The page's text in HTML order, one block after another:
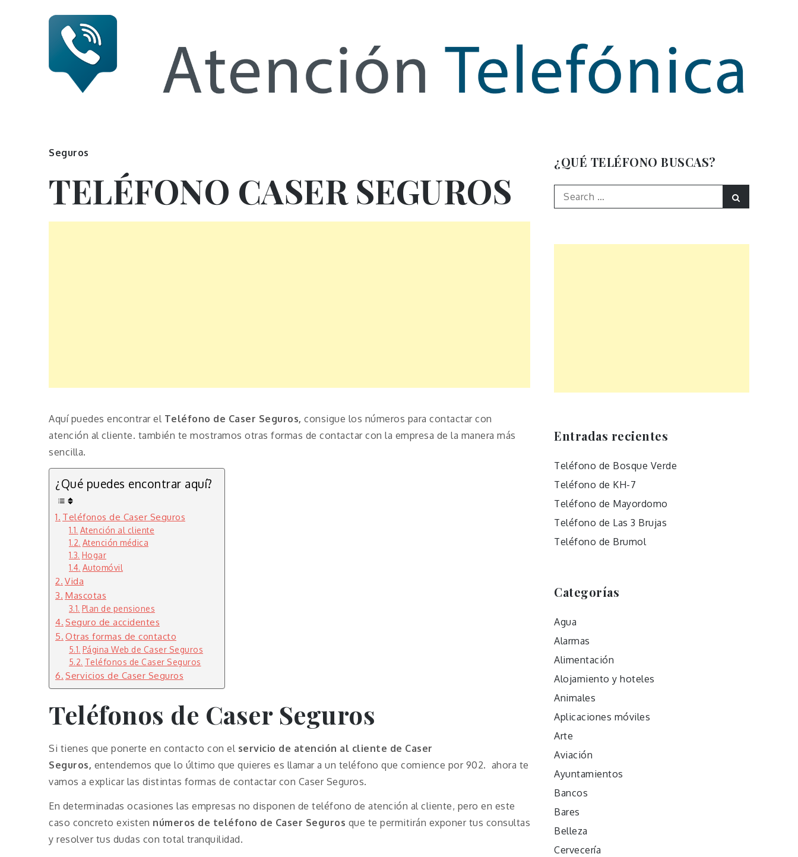
Numero de Información
Seguros
TELÉFONO CASER SEGUROS
Aquí puedes encontrar elTeléfono de Caser Seguros, consigue los números para contactar con
atención al cliente. también te mostramos otras formas de contactar con la empresa de la manera más
sencilla.
¿Qué puedes encontrar aquí?
Teléfonos de Caser Seguros
Atención al cliente
Atención médica
Hogar
Automóvil
Vida
Mascotas
Plan de pensiones
Seguro de accidentes
Otras formas de contacto
Página Web de Caser Seguros
Teléfonos de Caser Seguros
Servicios de Caser Seguros
Teléfonos de Caser Seguros
Si tienes que ponerte en contacto con el servicio de atención al cliente de Caser
Seguros, entendemos que lo último que quieres es llamar a un teléfono que comience por 902. ahora te
vamos a explicar las distintas formas de contactar con Caser Seguros.
En determinadas ocasiones las empresas no disponen de teléfono de atención al cliente, pero en este
caso concreto existen números de teléfono de Caser Seguros que te permitirán exponer tus consultas
y resolver tus dudas con total tranquilidad.
¿QUÉ TELÉFONO BUSCAS?
Search
for:
Entradas recientes
Teléfono de Bosque Verde
Teléfono de KH-7
Teléfono de Mayordomo
Teléfono de Las 3 Brujas
Teléfono de Brumol
Categorías
Agua
Alarmas
Alimentación
Alojamiento y hoteles
Animales
Aplicaciones móviles
Arte
Aviación
Ayuntamientos
Bancos
Bares
Belleza
Cervecería